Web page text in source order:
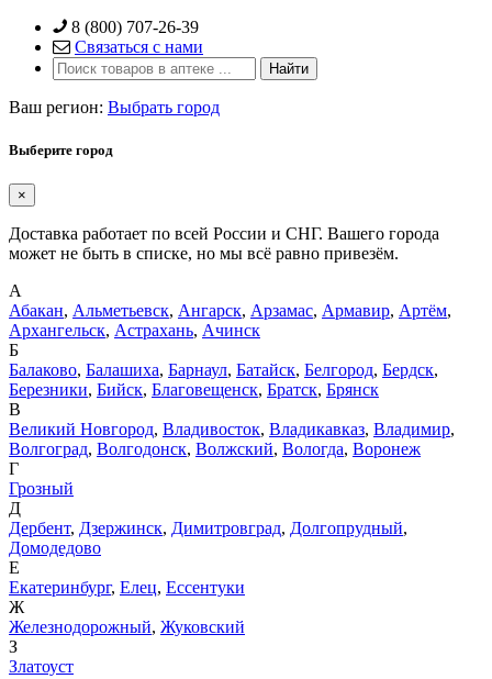
Skip
content
8 (800) 707-26-39
Связаться с нами
Ваш регион: Выбрать город
Выберите город
×
Доставка работает по всей России и СНГ. Вашего города
может не быть в списке, но мы всё равно привезём.
А
Абакан, Альметьевск, Ангарск, Арзамас, Армавир, Артём,
Архангельск, Астрахань, Ачинск
Б
Балаково, Балашиха, Барнаул, Батайск, Белгород, Бердск,
Березники, Бийск, Благовещенск, Братск, Брянск
В
Великий Новгород, Владивосток, Владикавказ, Владимир,
Волгоград, Волгодонск, Волжский, Вологда, Воронеж
Г
Грозный
Д
Дербент, Дзержинск, Димитровград, Долгопрудный,
Домодедово
Е
Екатеринбург, Елец, Ессентуки
Ж
Железнодорожный, Жуковский
З
Златоуст